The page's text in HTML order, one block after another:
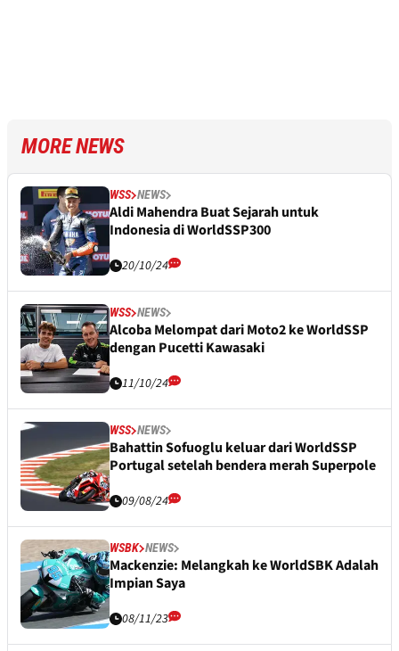
MORE NEWS
WSS NEWS
Aldi Mahendra Buat Sejarah untuk
Indonesia di WorldSSP300
20/10/24
WSS NEWS
Alcoba Melompat dari Moto2 ke WorldSSP
dengan Pucetti Kawasaki
11/10/24
WSS NEWS
Bahattin Sofuoglu keluar dari WorldSSP
Portugal setelah bendera merah Superpole
09/08/24
WSBK NEWS
Mackenzie: Melangkah ke WorldSBK Adalah
Impian Saya
08/11/23